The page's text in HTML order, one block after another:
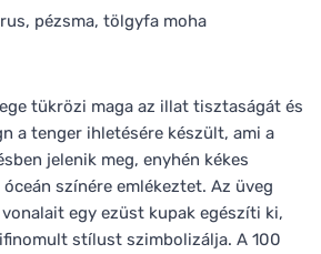
pézsma, tölgyfa moha
tükrözi maga az illat tisztaságát és
a tenger ihletésére készült, ami a
jelenik meg, enyhén kékes
színére emlékeztet. Az üveg
egy ezüst kupak egészíti ki,
stílust szimbolizálja. A 100